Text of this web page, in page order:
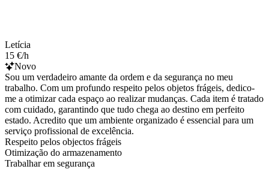
Letícia
15 €/h
Novo
Sou um verdadeiro amante da ordem e da segurança no meu
trabalho. Com um profundo respeito pelos objetos frágeis, dedico-
me a otimizar cada espaço ao realizar mudanças. Cada item é tratado
com cuidado, garantindo que tudo chega ao destino em perfeito
estado. Acredito que um ambiente organizado é essencial para um
serviço profissional de excelência.
Respeito pelos objectos frágeis
Otimização do armazenamento
Trabalhar em segurança